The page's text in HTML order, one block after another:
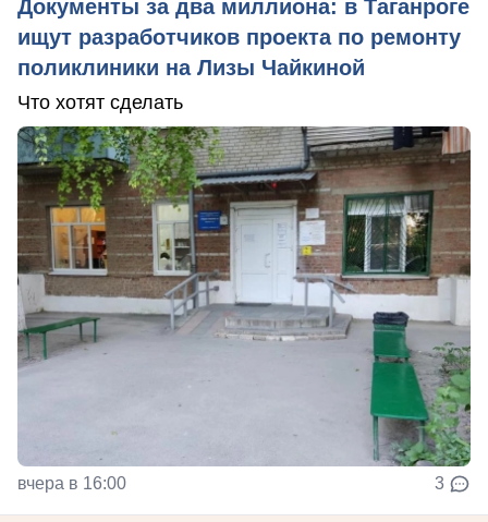
Документы за два миллиона: в Таганроге
ищут разработчиков проекта по ремонту
поликлиники на Лизы Чайкиной
Что хотят сделать
вчера в 16:00 3